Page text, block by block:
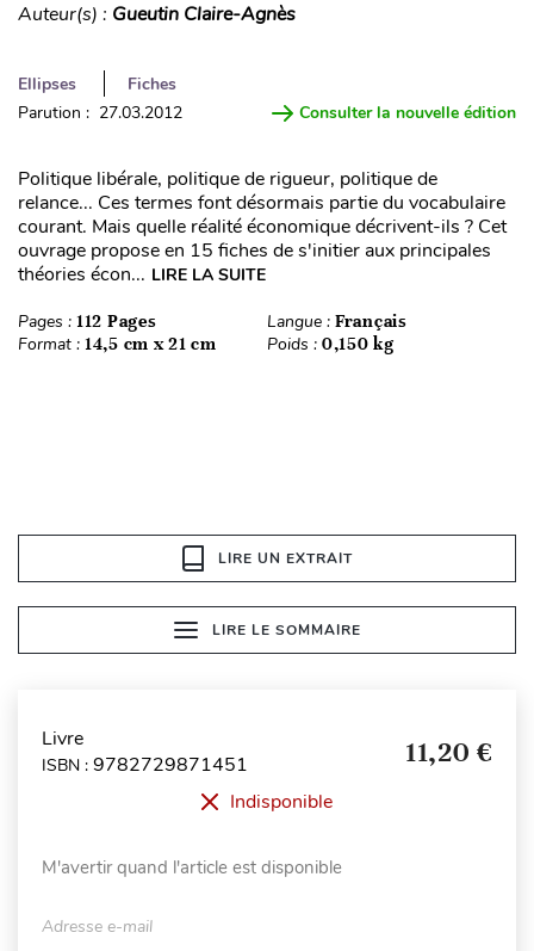
Auteur(s) : Gueutin Claire-Agnès
Ellipses
Fiches
Parution : 27.03.2012
Consulter la nouvelle édition
Politique libérale, politique de rigueur, politique de
relance... Ces termes font désormais partie du vocabulaire
courant. Mais quelle réalité économique décrivent-ils ? Cet
ouvrage propose en 15 fiches de s'initier aux principales
théories écon... LIRE LA SUITE
Pages : 112 Pages Langue : Français
Format : 14,5 cm x 21 cm Poids : 0,150 kg
LIRE UN EXTRAIT
LIRE LE SOMMAIRE
Livre
ISBN : 9782729871451 11,20 €
Indisponible
M'avertir quand l'article est disponible
Adresse e-mail